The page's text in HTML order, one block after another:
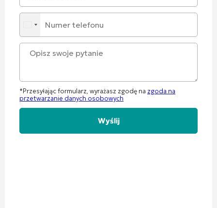
*Przesyłając formularz, wyrażasz zgodę na zgoda na
przetwarzanie danych osobowych